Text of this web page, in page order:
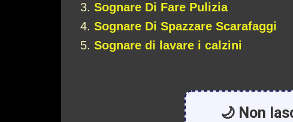
Sognare Di Fare Pulizia
Sognare Di Spazzare Scarafaggi
Sognare di lavare i calzini
🌙 Non